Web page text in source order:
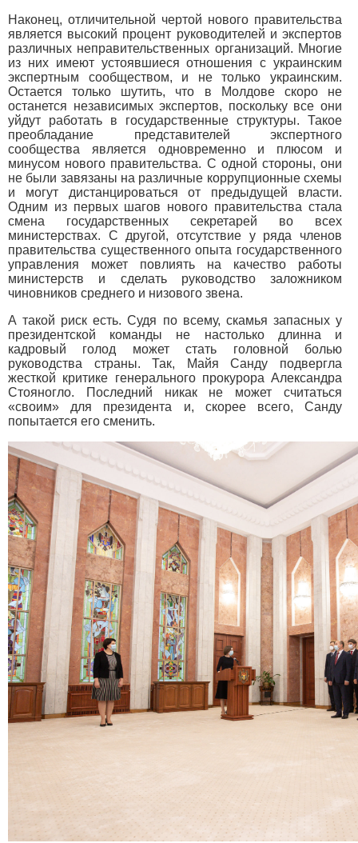
Наконец, отличительной чертой нового правительства
является высокий процент руководителей и экспертов
различных неправительственных организаций. Многие
из них имеют устоявшиеся отношения с украинским
экспертным сообществом, и не только украинским.
Остается только шутить, что в Молдове скоро не
останется независимых экспертов, поскольку все они
уйдут работать в государственные структуры. Такое
преобладание представителей экспертного
сообщества является одновременно и плюсом и
минусом нового правительства. С одной стороны, они
не были завязаны на различные коррупционные схемы
и могут дистанцироваться от предыдущей власти.
Одним из первых шагов нового правительства стала
смена государственных секретарей во всех
министерствах. С другой, отсутствие у ряда членов
правительства существенного опыта государственного
управления может повлиять на качество работы
министерств и сделать руководство заложником
чиновников среднего и низового звена.
А такой риск есть. Судя по всему, скамья запасных у
президентской команды не настолько длинна и
кадровый голод может стать головной болью
руководства страны. Так, Майя Санду подвергла
жесткой критике генерального прокурора Александра
Стояногло. Последний никак не может считаться
«своим» для президента и, скорее всего, Санду
попытается его сменить.